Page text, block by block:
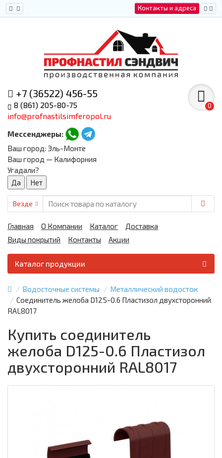
Контакты и адреса
+7 (36522) 456-55
8 (861) 205-80-75
info@profnastilsimferopol.ru
Мессенджеры:
0
Ваш город: Эль-Монте
Ваш город — Калифорния
Угадали?
Везде
Главная О Компании Каталог
Доставка
Виды покрытий
Контакты Акции
Каталог продукции
Водосточные системы
Металлический водосток
Соединитель желоба D125-0.6 Пластизол двухсторонний
RAL8017
Купить соединитель
желоба D125-0.6 Пластизол
двухсторонний RAL8017